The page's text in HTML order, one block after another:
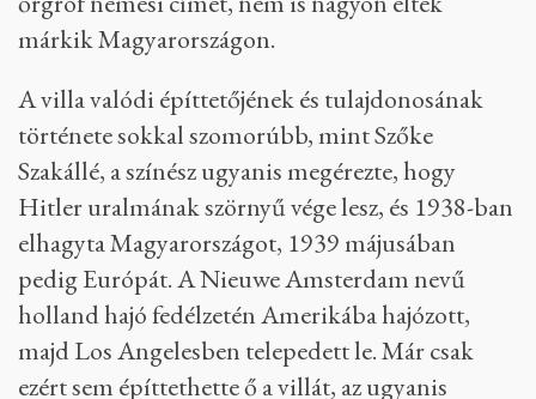
márkik Magyarországon.
A villa valódi építtetőjének és tulajdonosának
története sokkal szomorúbb, mint Szőke
Szakállé, a színész ugyanis megérezte, hogy
Hitler uralmának szörnyű vége lesz, és 1938-ban
elhagyta Magyarországot, 1939 májusában
pedig Európát. A Nieuwe Amsterdam nevű
holland hajó fedélzetén Amerikába hajózott,
majd Los Angelesben telepedett le. Már csak
ezért sem építtethette ő a villát, az ugyanis